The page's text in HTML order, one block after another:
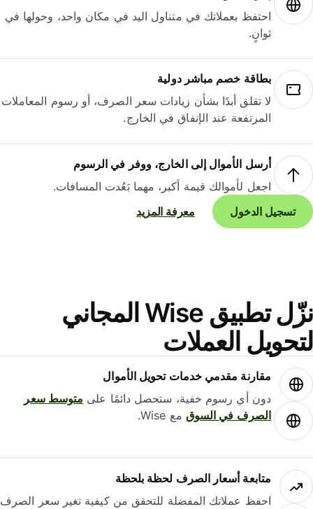
احتفظ بعملاتك في متناول اليد في مكان واحد، وحولها في
ثوانٍ.
بطاقة خصم مباشر دولية
لا تقلق أبدًا بشأن زيادات سعر الصرف، أو رسوم المعاملات
المرتفعة عند الإنفاق في الخارج.
أرسل الأموال إلى الخارج، ووفر في الرسوم
اجعل لأموالك قيمة أكبر، مهما بَعُدت المسافات.
تسجيل الدخول
معرفة المزيد
نزّل تطبيق Wise المجاني
العملات
مقارنة مقدمي خدمات تحويل الأموال
دون أي رسوم خفية، ستحصل دائمًا علىمتوسط ​​سعر
الصرف في السوقمع Wise.
متابعة أسعار الصرف لحظة بلحظة
احفظ عملاتك المفضلة للتحقق من كيفية تغير سعر الصرف